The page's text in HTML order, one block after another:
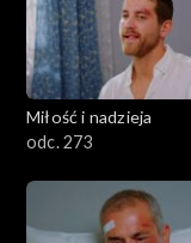
Miłość i nadzieja
odc. 273